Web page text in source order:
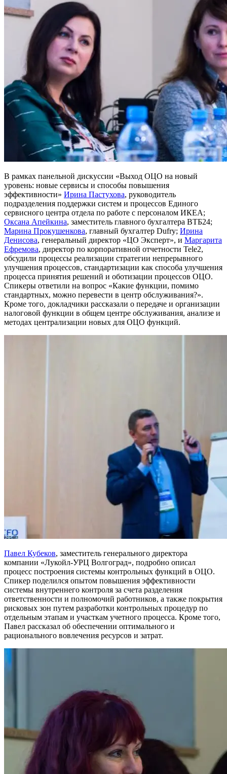
В рамках панельной дискуссии «Выход ОЦО на новый
уровень: новые сервисы и способы повышения
эффективности» Ирина Пастухова, руководитель
подразделения поддержки систем и процессов Единого
сервисного центра отдела по работе с персоналом ИКЕА;
Оксана Апейкина, заместитель главного бухгалтера ВТБ24;
Марина Прокушенкова, главный бухгалтер Dufry; Ирина
Денисова, генеральный директор «ЦО Эксперт», и Маргарита
Ефремова, директор по корпоративной отчетности Tele2,
обсудили процессы реализации стратегии непрерывного
улучшения процессов, стандартизации как способа улучшения
процесса принятия решений и оботизации процессов ОЦО.
Спикеры ответили на вопрос «Какие функции, помимо
стандартных, можно перевести в центр обслуживания?».
Кроме того, докладчики рассказали о передаче и организации
налоговой функции в общем центре обслуживания, анализе и
методах централизации новых для ОЦО функций.
Павел Кубеков, заместитель генерального директора
компании «Лукойл-УРЦ Волгоград», подробно описал
процесс построения системы контрольных функций в ОЦО.
Спикер поделился опытом повышения эффективности
системы внутреннего контроля за счета разделения
ответственности и полномочий работников, а также покрытия
рисковых зон путем разработки контрольных процедур по
отдельным этапам и участкам учетного процесса. Кроме того,
Павел рассказал об обеспечении оптимального и
рационального вовлечения ресурсов и затрат.